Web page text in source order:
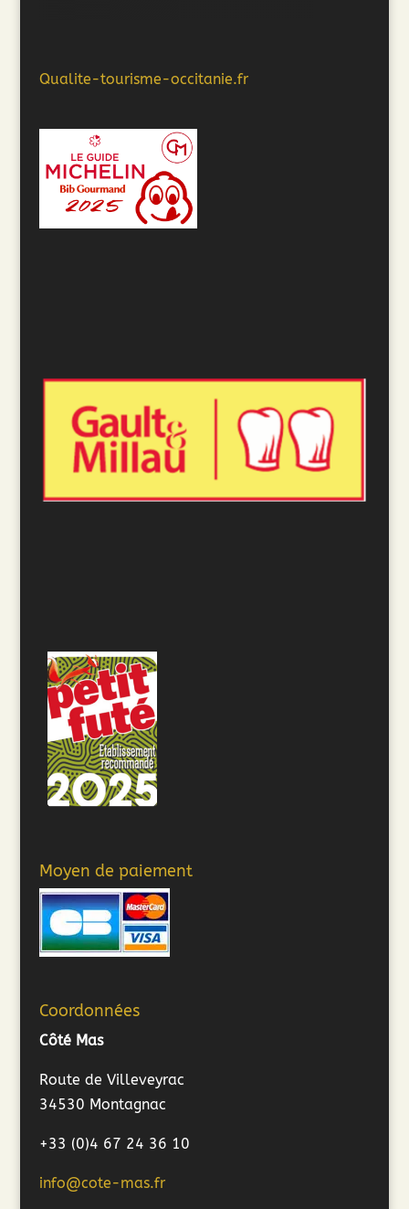
Qualite-tourisme-occitanie.fr
Moyen de paiement
Coordonnées
Côté Mas
Route de Villeveyrac
34530 Montagnac
+33 (0)4 67 24 36 10
info@cote-mas.fr